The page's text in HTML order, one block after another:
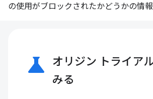
の使用がブロックされたかどうかの情報
science
オリジン トライア
みる